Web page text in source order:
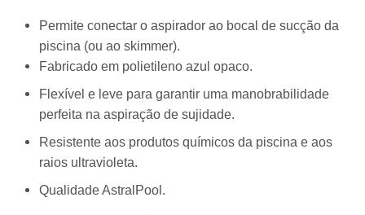
Permite conectar o aspirador ao bocal de sucção da
piscina (ou ao skimmer).
Fabricado em polietileno azul opaco.
Flexível e leve para garantir uma manobrabilidade
perfeita na aspiração de sujidade.
Resistente aos produtos químicos da piscina e aos
raios ultravioleta.
Qualidade AstralPool.